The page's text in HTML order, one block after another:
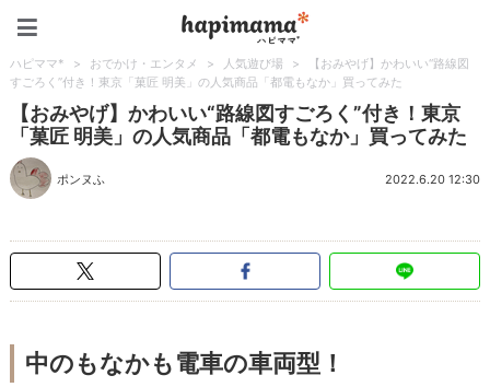
ハピママ* > おでかけ・エンタメ > 人気遊び場 >
【おみやげ】かわいい“路線図
すごろく”付き！東京「菓匠 明美」の人気商品「都電もなか」買ってみた
【おみやげ】かわいい“路線図すごろく”付き！東京
「菓匠 明美」の人気商品「都電もなか」買ってみた
ポンヌふ 2022.6.20 12:30
中のもなかも電車の車両型！